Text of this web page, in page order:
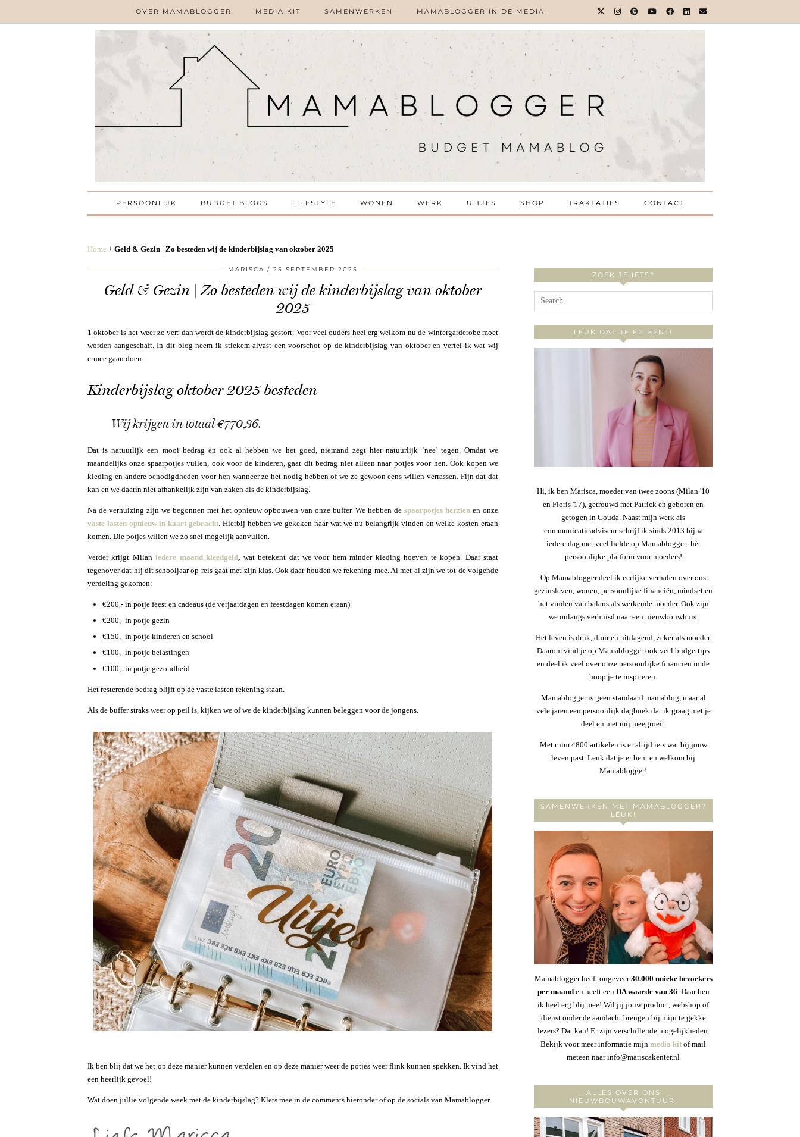
OVER MAMABLOGGER MEDIA KIT SAMENWERKEN MAMABLOGGER IN DE MEDIA
PERSOONLIJK BUDGET BLOGS LIFESTYLE WONEN WERK UITJES SHOP TRAKTATIES CONTACT
Home + Geld & Gezin | Zo besteden wij de kinderbijslag van oktober 2025
MARISCA 25 SEPTEMBER 2025
Geld & Gezin | Zo besteden wij de kinderbijslag van oktober
2025
1 oktober is het weer zo ver: dan wordt de kinderbijslag gestort. Voor veel ouders heel erg welkom nu de wintergarderobe moet
worden aangeschaft. In dit blog neem ik stiekem alvast een voorschot op de kinderbijslag van oktober en vertel ik wat wij
ermee gaan doen.
Kinderbijslag oktober 2025 besteden
Wij krijgen in totaal €770,36.
Dat is natuurlijk een mooi bedrag en ook al hebben we het goed, niemand zegt hier natuurlijk ‘nee’ tegen. Omdat we
maandelijks onze spaarpotjes vullen, ook voor de kinderen, gaat dit bedrag niet alleen naar potjes voor hen. Ook kopen we
kleding en andere benodigdheden voor hen wanneer ze het nodig hebben of we ze gewoon eens willen verrassen. Fijn dat dat
kan en we daarin niet afhankelijk zijn van zaken als de kinderbijslag.
Na de verhuizing zijn we begonnen met het opnieuw opbouwen van onze buffer. We hebben de spaarpotjes herzien en onze
vaste lasten opnieuw in kaart gebracht. Hierbij hebben we gekeken naar wat we nu belangrijk vinden en welke kosten eraan
komen. Die potjes willen we zo snel mogelijk aanvullen.
Verder krijgt Milaniedere maand kleedgeld, wat betekent dat we voor hem minder kleding hoeven te kopen. Daar staat
tegenover dat hij dit schooljaar op reis gaat met zijn klas. Ook daar houden we rekening mee. Al met al zijn we tot de volgende
verdeling gekomen:
€200,- in potje feest en cadeaus (de verjaardagen en feestdagen komen eraan)
€200,- in potje gezin
€150,- in potje kinderen en school
€100,- in potje belastingen
€100,- in potje gezondheid
Het resterende bedrag blijft op de vaste lasten rekening staan.
Als de buffer straks weer op peil is, kijken we of we de kinderbijslag kunnen beleggen voor de jongens.
Ik ben blij dat we het op deze manier kunnen verdelen en op deze manier weer de potjes weer flink kunnen spekken. Ik vind het
een heerlijk gevoel!
Wat doen jullie volgende week met de kinderbijslag? Klets mee in de comments hieronder of op de socials van Mamablogger.
ZOEK JE IETS?
LEUK DAT JE ER BENT!
Hi, ik ben Marisca, moeder van twee zoons (Milan '10
en Floris '17), getrouwd met Patrick en geboren en
getogen in Gouda. Naast mijn werk als
communicatieadviseur schrijf ik sinds 2013 bijna
iedere dag met veel liefde op Mamablogger: hét
persoonlijke platform voor moeders!
Op Mamablogger deel ik eerlijke verhalen over ons
gezinsleven, wonen, persoonlijke financiën, mindset en
het vinden van balans als werkende moeder. Ook zijn
we onlangs verhuisd naar een nieuwbouwhuis.
Het leven is druk, duur en uitdagend, zeker als moeder.
Daarom vind je op Mamablogger ook veel budgettips
en deel ik veel over onze persoonlijke financiën in de
hoop je te inspireren.
Mamablogger is geen standaard mamablog, maar al
vele jaren een persoonlijk dagboek dat ik graag met je
deel en met mij meegroeit.
Met ruim 4800 artikelen is er altijd iets wat bij jouw
leven past. Leuk dat je er bent en welkom bij
Mamablogger!
SAMENWERKEN MET MAMABLOGGER?
LEUK!
Mamablogger heeft ongeveer30.000 unieke bezoekers
per maanden heeft een DA waarde van 36. Daar ben
ik heel erg blij mee! Wil jij jouw product, webshop of
dienst onder de aandacht brengen bij mijn te gekke
lezers? Dat kan! Er zijn verschillende mogelijkheden.
Bekijk voor meer informatie mijn media kit of mail
meteen naar info@mariscakenter.nl
ALLES OVER ONS
NIEUWBOUWAVONTUUR!